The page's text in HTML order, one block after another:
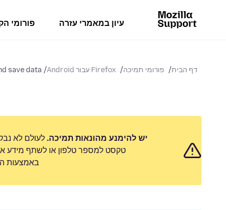
עיון במאמרי עזרה פורומי
דף הבית פורומי תמיכה Firefox עבור Android save data
יש להימנע מהונאות תמיכה. לעולם לא
טקסט למספר טלפון או לשתף מידע
באמצעות